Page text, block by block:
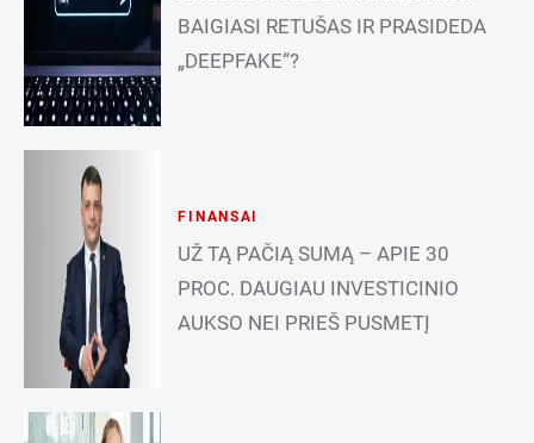
BAIGIASI RETUŠAS IR PRASIDEDA
„DEEPFAKE“?
FINANSAI
UŽ TĄ PAČIĄ SUMĄ – APIE 30
PROC. DAUGIAU INVESTICINIO
AUKSO NEI PRIEŠ PUSMETĮ